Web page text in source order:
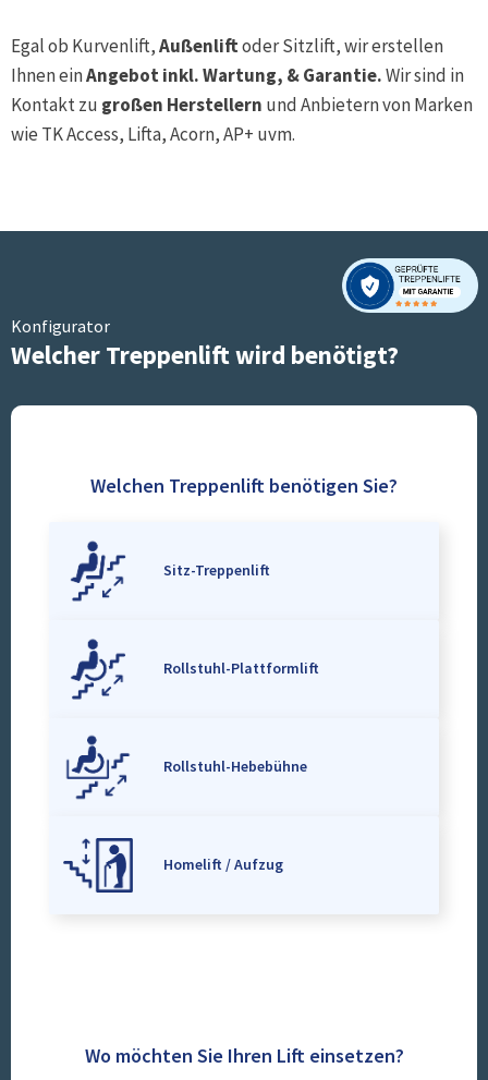
Egal ob Kurvenlift,Außenliftoder Sitzlift, wir erstellen
Ihnen einAngebot inkl. Wartung, & Garantie.Wir sind in
Kontakt zu großen Herstellern und Anbietern von Marken
wie TK Access, Lifta, Acorn, AP+ uvm.
Konfigurator
Welcher Treppenlift wird benötigt?
Welchen Treppenlift benötigen Sie?
Sitz-Treppenlift
Rollstuhl-Plattformlift
Rollstuhl-Hebebühne
Homelift / Aufzug
Wo möchten Sie Ihren Lift einsetzen?